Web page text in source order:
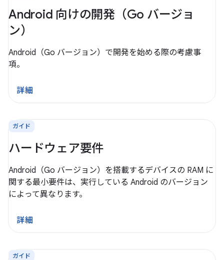
Android 向けの開発（Go バージョ
ン）
Android（Go バージョン）で開発を始める際の考慮事
項。
詳細
ガイド
ハードウェア要件
Android（Go バージョン）を搭載するデバイスの RAM に
関する最小要件は、実行している Android のバージョン
によって異なります。
詳細
ガイド